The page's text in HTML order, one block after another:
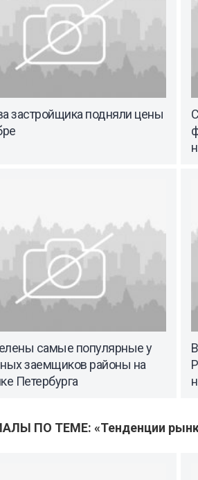
застройщика подняли цены
самые популярные у
заемщиков районы на
Петербурга
ПО ТЕМЕ: «Тенденции